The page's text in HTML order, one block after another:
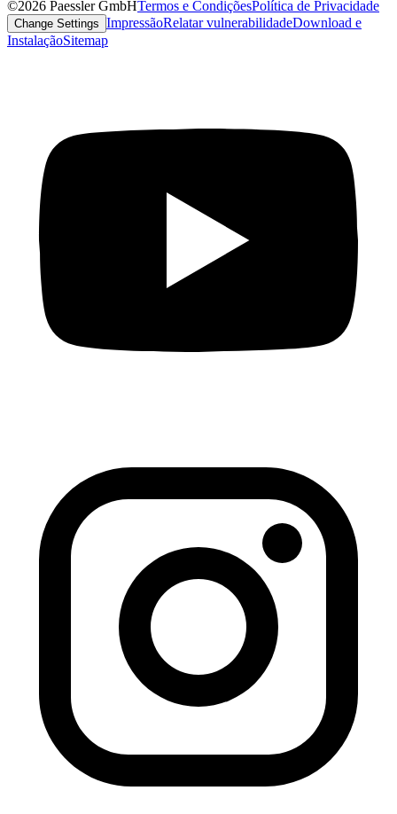
©2026 Paessler GmbHTermos e CondiçõesPolítica de Privacidade
Change Settings ImpressãoRelatar vulnerabilidadeDownload e
InstalaçãoSitemap